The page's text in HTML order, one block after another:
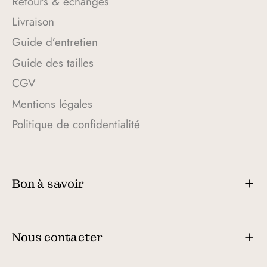
Livraison
Guide d’entretien
Guide des tailles
CGV
Mentions légales
Politique de confidentialité
Bon à savoir
Nous contacter